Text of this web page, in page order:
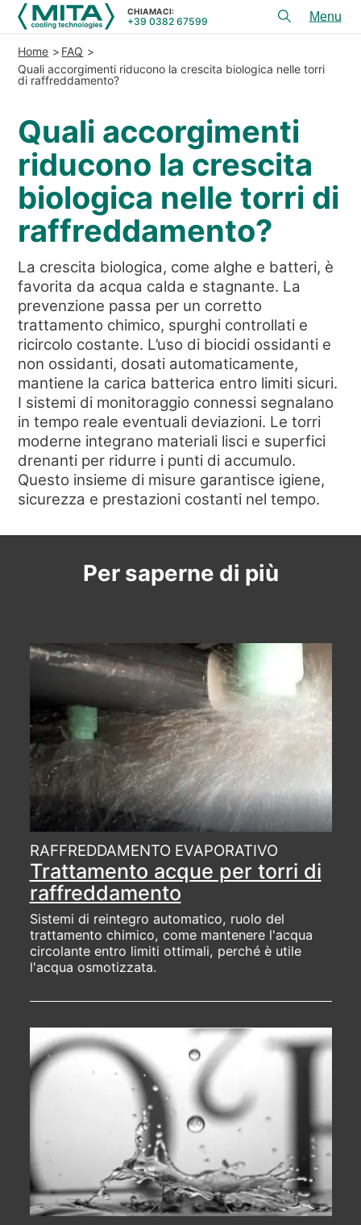
REFERENZE
NEWS & EVENTI
CHI SIAMO
SOSTENIBILITÀ
ARTICOLI TECNICI
AREA RISERVATA
CHIAMACI:
+39 0382 67599
menu
PRODOTTI
SERVIZI E CONSULENZA
SERVICE
RISORSE
CONTATTI
CHIAMACI: +39 0382 67599
Home
FAQ
Quali accorgimenti riducono la crescita biologica nelle torri
di raffreddamento?
Quali accorgimenti
riducono la crescita
biologica nelle torri di
raffreddamento?
La crescita biologica, come alghe e batteri, è
favorita da acqua calda e stagnante. La
prevenzione passa per un corretto
trattamento chimico, spurghi controllati e
ricircolo costante. L’uso di biocidi ossidanti e
non ossidanti, dosati automaticamente,
mantiene la carica batterica entro limiti sicuri.
I sistemi di monitoraggio connessi segnalano
in tempo reale eventuali deviazioni. Le torri
moderne integrano materiali lisci e superfici
drenanti per ridurre i punti di accumulo.
Questo insieme di misure garantisce igiene,
sicurezza e prestazioni costanti nel tempo.
Per saperne di più
RAFFREDDAMENTO EVAPORATIVO
Trattamento acque per torri di
raffreddamento
Sistemi di reintegro automatico, ruolo del
trattamento chimico, come mantenere l'acqua
circolante entro limiti ottimali, perché è utile
l'acqua osmotizzata.